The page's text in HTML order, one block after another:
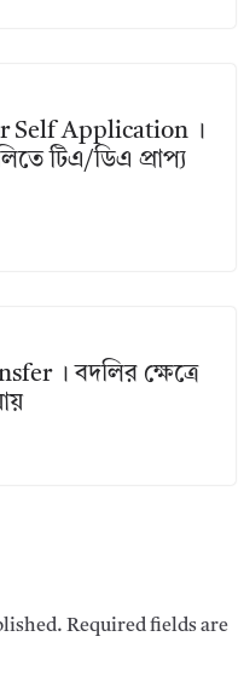
Self Application ।
টিএ/ডিএ প্রাপ্য
। বদলির ক্ষেত্রে
Required fields are